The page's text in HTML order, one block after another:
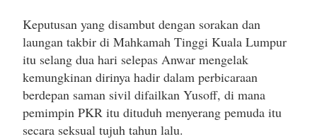
Keputusan yang disambut dengan sorakan dan
laungan takbir di Mahkamah Tinggi Kuala Lumpur
itu selang dua hari selepas Anwar mengelak
kemungkinan dirinya hadir dalam perbicaraan
berdepan saman sivil difailkan Yusoff, di mana
pemimpin PKR itu dituduh menyerang pemuda itu
secara seksual tujuh tahun lalu.